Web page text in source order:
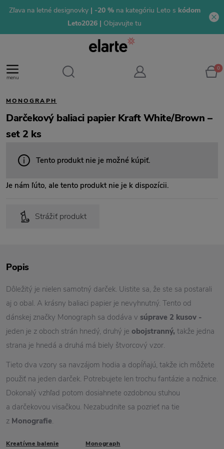
Zľava na letné designovky| -20 % na kategóriu Leto s kódom
Leto2026 | Objavujte tu
menu
0
MONOGRAPH
Darčekový baliaci papier Kraft White/Brown –
set 2 ks
Tento produkt nie je možné kúpiť.
Je nám ľúto, ale tento produkt nie je k dispozícii.
Strážiť produkt
Popis
Dôležitý je nielen samotný darček. Uistite sa, že ste sa postarali
aj o obal. A krásny baliaci papier je nevyhnutný. Tento od
dánskej značky Monograph sa dodáva v súprave 2 kusov -
jeden je z oboch strán hnedý, druhý je obojstranný, takže jedna
strana je hnedá a druhá má biely štvorcový vzor.
Tieto dva vzory sa navzájom hodia a dopĺňajú, takže ich môžete
použiť na jeden darček. Potrebujete len trochu fantázie a nožnice.
Dokonalý vzhľad potom dosiahnete ozdobnou stuhou
a darčekovou visačkou. Nezabudnite sa pozrieť na tie
z Monografie.
Kreatívne balenie Monograph